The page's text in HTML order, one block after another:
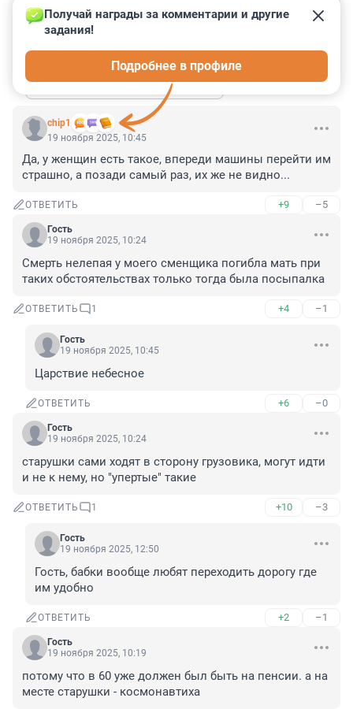
Тебя шофера задавят на ура...
ОТВЕТИТЬ +0 –2
Показать ещё 5 ответов
chip1
Получай награды за комментарии и другие
задания!
Подробнее в профиле
19 ноября 2025, 10:45
Да, у женщин есть такое, впереди машины перейти им
страшно, а позади самый раз, их же не видно...
ОТВЕТИТЬ +9 –5
Гость
19 ноября 2025, 10:24
Смерть нелепая у моего сменщика погибла мать при
таких обстоятельствах только тогда была посыпалка
ОТВЕТИТЬ 1 +4 –1
Гость
19 ноября 2025, 10:45
Царствие небесное
ОТВЕТИТЬ +6 –0
Гость
19 ноября 2025, 10:24
старушки сами ходят в сторону грузовика, могут идти
и не к нему, но "упертые" такие
ОТВЕТИТЬ 1 +10 –3
Гость
19 ноября 2025, 12:50
Гость, бабки вообще любят переходить дорогу где
им удобно
ОТВЕТИТЬ +2 –1
Гость
19 ноября 2025, 10:19
потому что в 60 уже должен был быть на пенсии. а на
месте старушки - космонавтиха